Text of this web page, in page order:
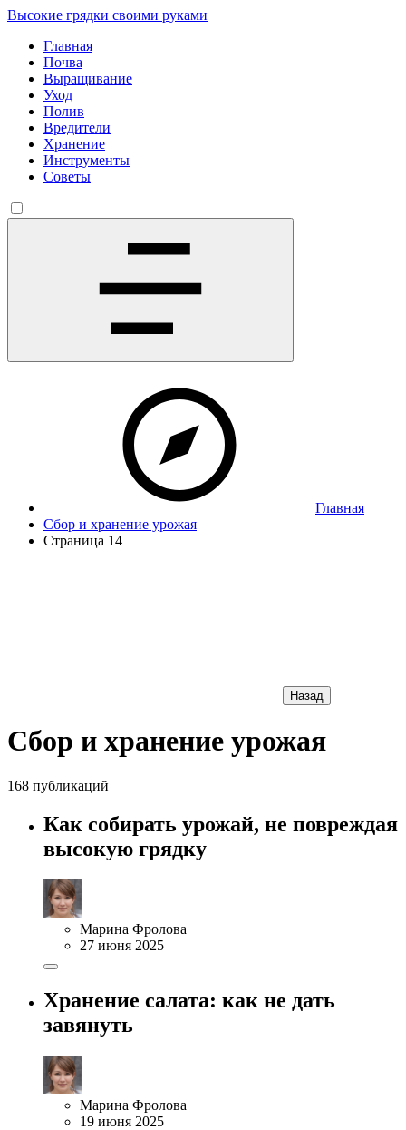
Высокие грядки своими руками
Главная
Почва
Выращивание
Уход
Полив
Вредители
Хранение
Инструменты
Советы
Главная
Сбор и хранение урожая
Страница 14
Назад
Сбор и хранение урожая
168 публикаций
Как собирать урожай, не повреждая
высокую грядку
Марина Фролова
27 июня 2025
Хранение салата: как не дать
завянуть
Марина Фролова
19 июня 2025